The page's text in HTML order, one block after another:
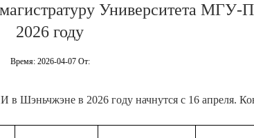
магистратуру Университета
2026 году
Время: 2026-04-07 От:
Шэньчжэне в 2026 году начнутся с 16 апреля.